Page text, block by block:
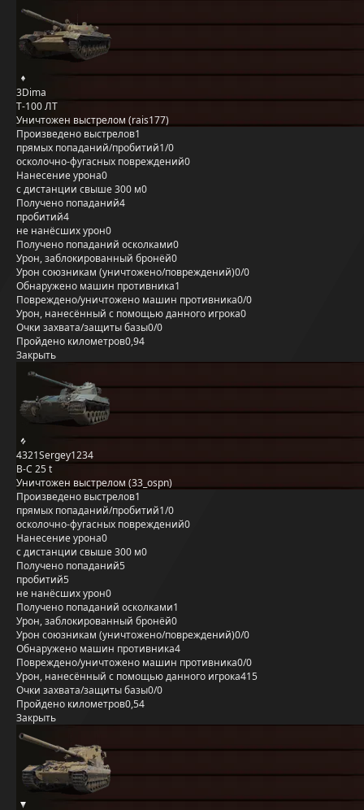
3Dima
Т-100 ЛТ
Уничтожен выстрелом (rais177)
Произведено выстрелов1
прямых попаданий/пробитий1/0
осколочно-фугасных повреждений0
Нанесение урона0
с дистанции свыше 300 м0
Получено попаданий4
пробитий4
не нанёсших урон0
Получено попаданий осколками0
Урон, заблокированный бронёй0
Урон союзникам (уничтожено/повреждений)0/0
Обнаружено машин противника1
Повреждено/уничтожено машин противника0/0
Урон, нанесённый с помощью данного игрока0
Очки захвата/защиты базы0/0
Пройдено километров0,94
Закрыть
4321Sergey1234
B-C 25 t
Уничтожен выстрелом (33_ospn)
Произведено выстрелов1
прямых попаданий/пробитий1/0
осколочно-фугасных повреждений0
Нанесение урона0
с дистанции свыше 300 м0
Получено попаданий5
пробитий5
не нанёсших урон0
Получено попаданий осколками1
Урон, заблокированный бронёй0
Урон союзникам (уничтожено/повреждений)0/0
Обнаружено машин противника4
Повреждено/уничтожено машин противника0/0
Урон, нанесённый с помощью данного игрока415
Очки захвата/защиты базы0/0
Пройдено километров0,54
Закрыть